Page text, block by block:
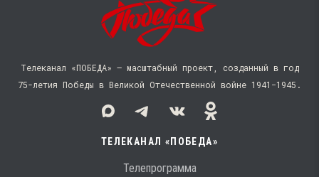
Телеканал «ПОБЕДА» — масштабный проект, созданный в год
75-летия Победы в Великой Отечественной войне 1941−1945.
ТЕЛЕКАНАЛ «ПОБЕДА»
Телепрограмма